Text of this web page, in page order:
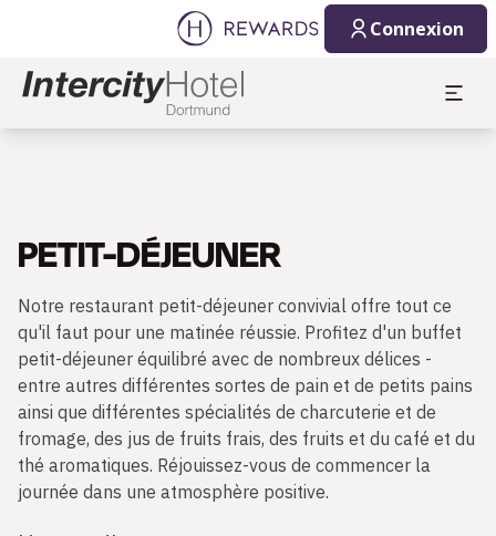
Connexion
PETIT-DÉJEUNER
Notre restaurant petit-déjeuner convivial offre tout ce
qu'il faut pour une matinée réussie. Profitez d'un buffet
petit-déjeuner équilibré avec de nombreux délices -
entre autres différentes sortes de pain et de petits pains
ainsi que différentes spécialités de charcuterie et de
fromage, des jus de fruits frais, des fruits et du café et du
thé aromatiques. Réjouissez-vous de commencer la
journée dans une atmosphère positive.